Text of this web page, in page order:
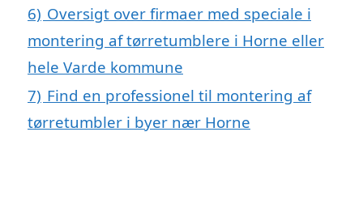
6) Oversigt over firmaer med speciale i
montering af tørretumblere i Horne eller
hele Varde kommune
7) Find en professionel til montering af
tørretumbler i byer nær Horne